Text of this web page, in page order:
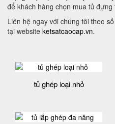
để khách hàng chọn mua tủ đựng
Liên hệ ngay với chúng tôi theo
tại website ketsatcaocap.vn.
tủ ghép loại nhỏ